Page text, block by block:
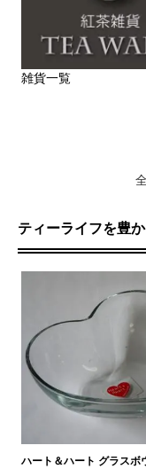
雑貨一覧
ティーライフを豊
ハート＆ハート グラスボ